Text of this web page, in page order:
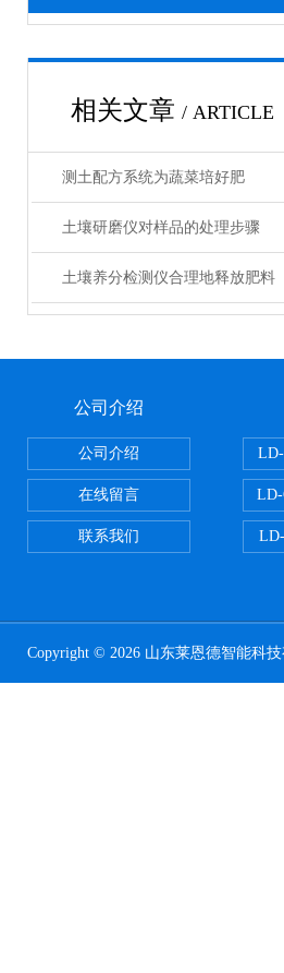
相关文章 / ARTICLE
测土配方系统为蔬菜培好肥
土壤研磨仪对样品的处理步骤
土壤养分检测仪合理地释放肥料
公司介绍
公司介绍
在线留言
联系我们
LD-
Copyright © 2026 山东莱恩德智能科